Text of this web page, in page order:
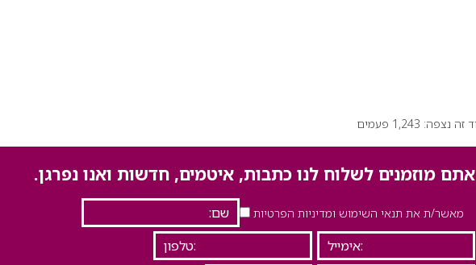
נצפה: 1,243 פעמים
אתם מוזמנים לשלוח לנו כתבות, איטמים, חדשות ואנו נפרגן.
מאשר/ת את תנאי השימוש ומדיניות הפרטיות